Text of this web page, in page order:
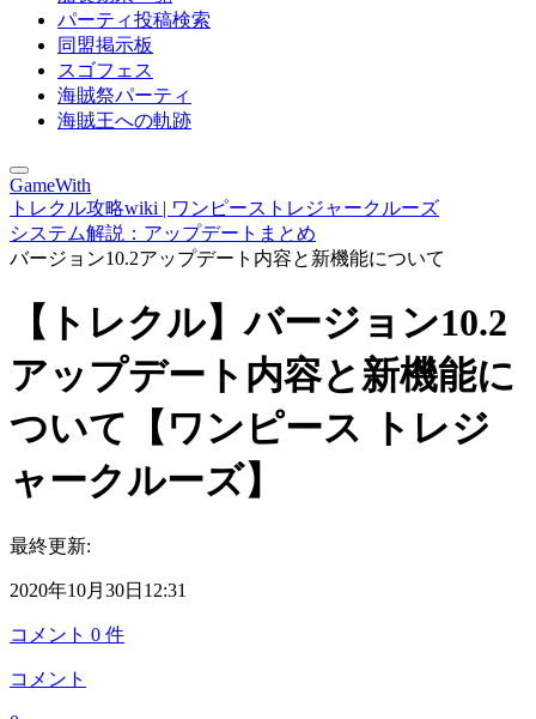
パーティ投稿検索
同盟掲示板
スゴフェス
海賊祭パーティ
海賊王への軌跡
GameWith
トレクル攻略wiki | ワンピーストレジャークルーズ
システム解説：アップデートまとめ
バージョン10.2アップデート内容と新機能について
【トレクル】バージョン10.2
アップデート内容と新機能に
ついて【ワンピース トレジ
ャークルーズ】
最終更新:
2020年10月30日12:31
コメント 0 件
コメント